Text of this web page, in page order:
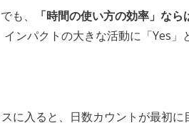
も、
「時間の使い方の効率」なら
ンパクトの大きな活動に「Yes」
に入ると、日数カウントが最初に